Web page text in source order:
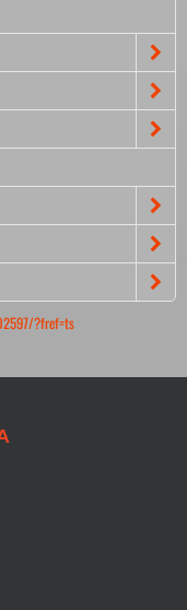
?fref=ts